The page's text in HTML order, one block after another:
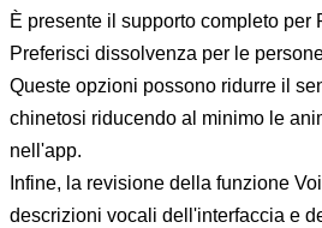
È presente il supporto completo per
Preferisci dissolvenza per le
Queste opzioni possono ridurre il
chinetosi riducendo al minimo le
nell'app.
Infine, la revisione della funzione
descrizioni vocali dell'interfaccia e